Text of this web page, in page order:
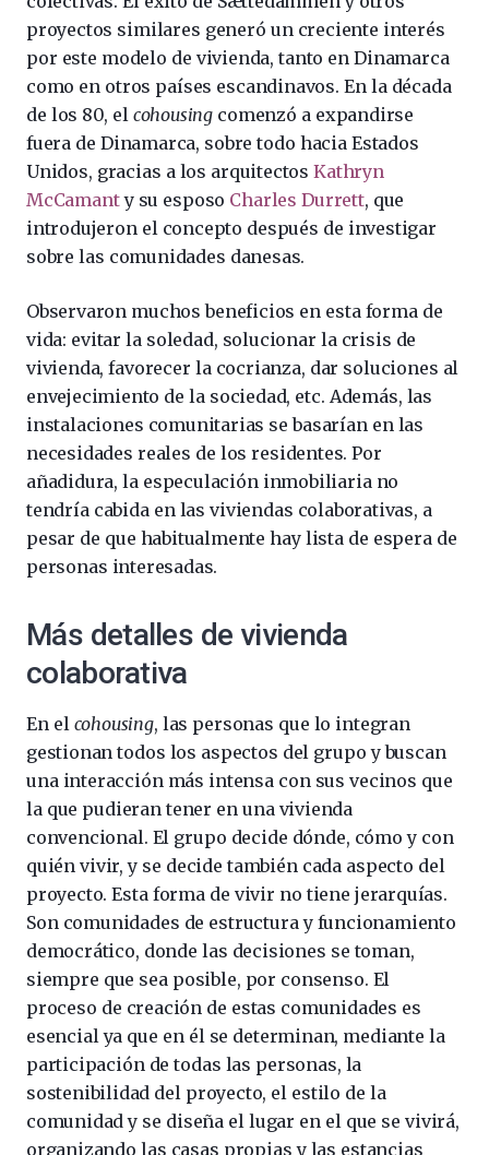
proyectos similares generó un creciente interés
por este modelo de vivienda, tanto en Dinamarca
como en otros países escandinavos. En la década
de los 80, el cohousing comenzó a expandirse
fuera de Dinamarca, sobre todo hacia Estados
Unidos, gracias a los arquitectosKathryn
McCamanty su esposo Charles Durrett, que
introdujeron el concepto después de investigar
sobre las comunidades danesas.
Observaron muchos beneficios en esta forma de
vida: evitar la soledad, solucionar la crisis de
vivienda, favorecer la cocrianza, dar soluciones al
envejecimiento de la sociedad, etc. Además, las
instalaciones comunitarias se basarían en las
necesidades reales de los residentes. Por
añadidura, la especulación inmobiliaria no
tendría cabida en las viviendas colaborativas, a
pesar de que habitualmente hay lista de espera de
personas interesadas.
Más detalles de vivienda
colaborativa
En el cohousing, las personas que lo integran
gestionan todos los aspectos del grupo y buscan
una interacción más intensa con sus vecinos que
la que pudieran tener en una vivienda
convencional. El grupo decide dónde, cómo y con
quién vivir, y se decide también cada aspecto del
proyecto. Esta forma de vivir no tiene jerarquías.
Son comunidades de estructura y funcionamiento
democrático, donde las decisiones se toman,
siempre que sea posible, por consenso. El
proceso de creación de estas comunidades es
esencial ya que en él se determinan, mediante la
participación de todas las personas, la
sostenibilidad del proyecto, el estilo de la
comunidad y se diseña el lugar en el que se vivirá,
organizando las casas propias y las estancias